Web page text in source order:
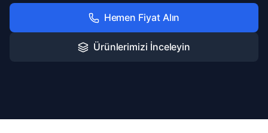
Hemen Fiyat Alın
Ürünlerimizi İnceleyin